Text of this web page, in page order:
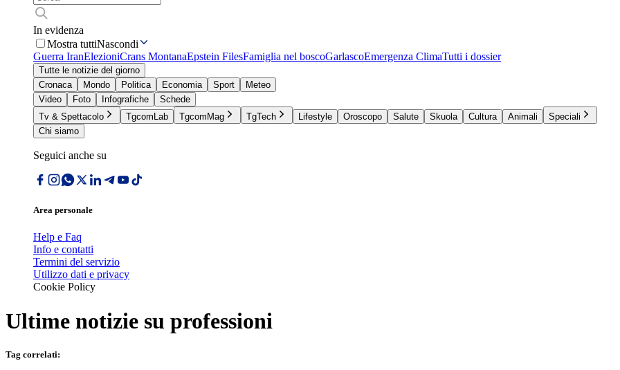
In evidenza
Mostra tuttiNascondi
Guerra IranElezioniCrans MontanaEpstein FilesFamiglia nel boscoGarlascoEmergenza ClimaTutti i dossier
Tutte le notizie del giorno
Cronaca
Mondo Politica Economia Sport
Meteo
Video
Foto Infografiche
Schede
Tv & Spettacolo
TgcomLab TgcomMag TgTech Lifestyle Oroscopo Salute Skuola Cultura Animali
Speciali
Chi siamo
Seguici anche su
Area personale
Help e Faq
Info e contatti
Termini del servizio
Utilizzo dati e privacy
Cookie Policy
Ultime notizie su professioni
Tag correlati: